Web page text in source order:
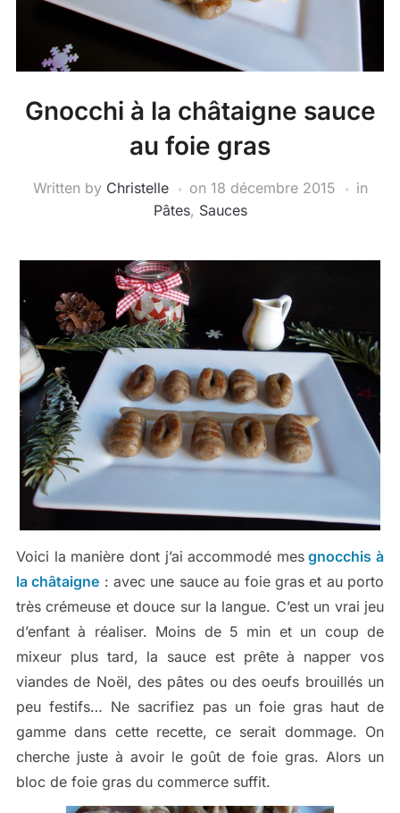
Gnocchi à la châtaigne sauce
au foie gras
Written by Christelle on 18 décembre 2015
in
Pâtes, Sauces
Voici la manière dont j’ai accommodé mesgnocchis à
la châtaigne : avec une sauce au foie gras et au porto
très crémeuse et douce sur la langue. C’est un vrai jeu
d’enfant à réaliser. Moins de 5 min et un coup de
mixeur plus tard, la sauce est prête à napper vos
viandes de Noël, des pâtes ou des oeufs brouillés un
peu festifs… Ne sacrifiez pas un foie gras haut de
gamme dans cette recette, ce serait dommage. On
cherche juste à avoir le goût de foie gras. Alors un
bloc de foie gras du commerce suffit.